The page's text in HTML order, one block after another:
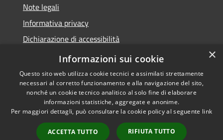
Note legali
Informativa privacy
Dichiarazione di accessibilità
Obiettivi di accessibilità
Accessibilità
Copyright © 2026 • Comune di
San Giorgio Bigarello •
Powered byMunicipium
×
Informazioni sui cookie
Questo sito web utilizza cookie tecnici e assimilati strettamente
necessari al corretto funzionamento e alla navigazione del sito,
nonché un cookie tecnico analitico al solo fine di elaborare
informazioni statistiche, aggregate e anonime.
Per maggiori dettagli, può consultare la cookie policy al seguente link
ACCETTA TUTTO RIFIUTA TUTTO